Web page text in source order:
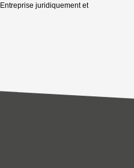
Entreprise juridiquement et